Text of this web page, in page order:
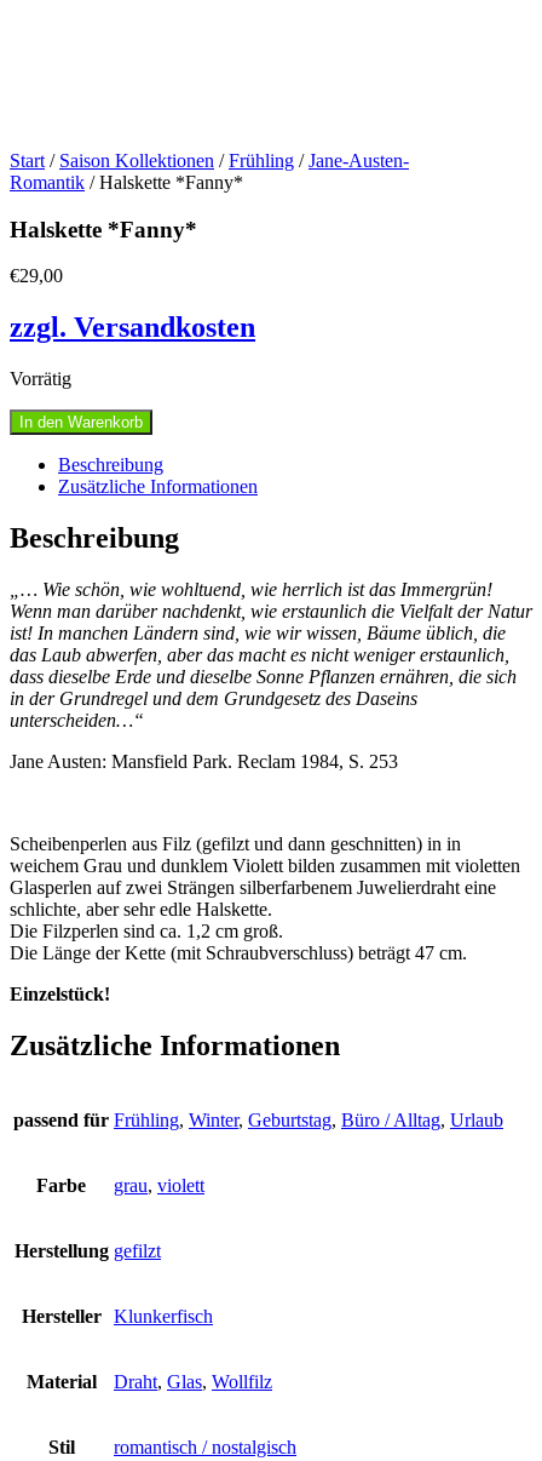
Start / Saison Kollektionen /Frühling /Jane-Austen-
Romantik / Halskette *Fanny*
Halskette *Fanny*
€29,00
zzgl. Versandkosten
Vorrätig
Halskette
*Fanny*
Menge
In den Warenkorb
Beschreibung
Zusätzliche Informationen
Beschreibung
„… Wie schön, wie wohltuend, wie herrlich ist das Immergrün!
Wenn man darüber nachdenkt, wie erstaunlich die Vielfalt der Natur
ist! In manchen Ländern sind, wie wir wissen, Bäume üblich, die
das Laub abwerfen, aber das macht es nicht weniger erstaunlich,
dass dieselbe Erde und dieselbe Sonne Pflanzen ernähren, die sich
in der Grundregel und dem Grundgesetz des Daseins
unterscheiden…“
Jane Austen: Mansfield Park. Reclam 1984, S. 253
Scheibenperlen aus Filz (gefilzt und dann geschnitten) in in
weichem Grau und dunklem Violett bilden zusammen mit violetten
Glasperlen auf zwei Strängen silberfarbenem Juwelierdraht eine
schlichte, aber sehr edle Halskette.
Die Filzperlen sind ca. 1,2 cm groß.
Die Länge der Kette (mit Schraubverschluss) beträgt 47 cm.
Einzelstück!
Zusätzliche Informationen
passend für Frühling, Winter, Geburtstag, Büro / Alltag, Urlaub
Farbe grau, violett
Herstellung gefilzt
Hersteller Klunkerfisch
Material Draht, Glas, Wollfilz
Stil romantisch / nostalgisch